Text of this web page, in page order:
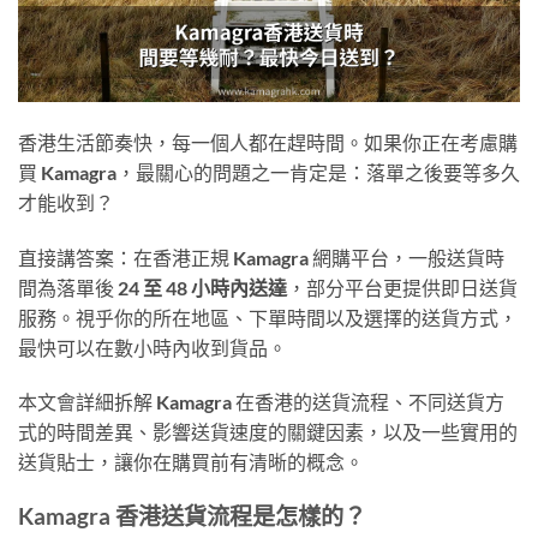
香港生活節奏快，每一個人都在趕時間。如果你正在考慮購
買 Kamagra，最關心的問題之一肯定是：落單之後要等多久
才能收到？
直接講答案：在香港正規 Kamagra 網購平台，一般送貨時
間為落單後 24 至 48 小時內送達 ，部分平台更提供即日送貨
服務。視乎你的所在地區、下單時間以及選擇的送貨方式，
最快可以在數小時內收到貨品。
本文會詳細拆解 Kamagra 在香港的送貨流程、不同送貨方
式的時間差異、影響送貨速度的關鍵因素，以及一些實用的
送貨貼士，讓你在購買前有清晰的概念。
Kamagra 香港送貨流程是怎樣的？